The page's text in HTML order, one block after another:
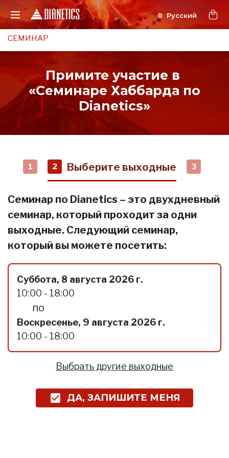
СЕМИНАР
Примите участие в
«Семинаре Хаббарда по
Dianetics»
1 2 Выберите выходные 3
Семинар по Dianetics – это двухдневный
семинар, который проходит за одни
выходные. Следующий семинар,
который вы можете посетить:
Суббота, 8 августа 2026 г.
10:00 - 18:00
по
Воскресенье, 9 августа 2026 г.
10:00 - 18:00
Выбрать другие выходные
ДА, ЗАПИШИТЕ МЕНЯ